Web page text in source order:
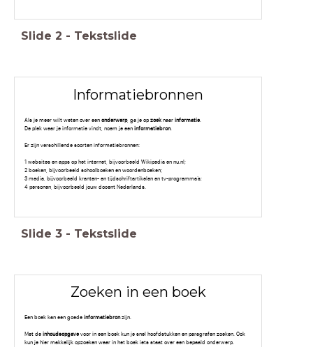
Slide 2 - Tekstslide
Informatiebronnen
Als je meer wilt weten over een onderwerp, ga je op zoek naar informatie.
De plek waar je informatie vindt, noem je een informatiebron.
Er zijn verschillende soorten informatiebronnen:
1 websites en apps op het internet, bijvoorbeeld Wikipedia en nu.nl;
2 boeken, bijvoorbeeld schoolboeken en woordenboeken;
3 media, bijvoorbeeld kranten- en tijdschriftartikelen en tv-programma’s;
4 personen, bijvoorbeeld jouw docent Nederlands.
Slide 3 - Tekstslide
Zoeken in een boek
Een boek kan een goede informatiebronzijn.
Met deinhoudsopgave voor in een boek kun je snel hoofdstukken en paragrafen zoeken. Ook
kun je hier makkelijk opzoeken waar in het boek iets staat over een bepaald onderwerp.